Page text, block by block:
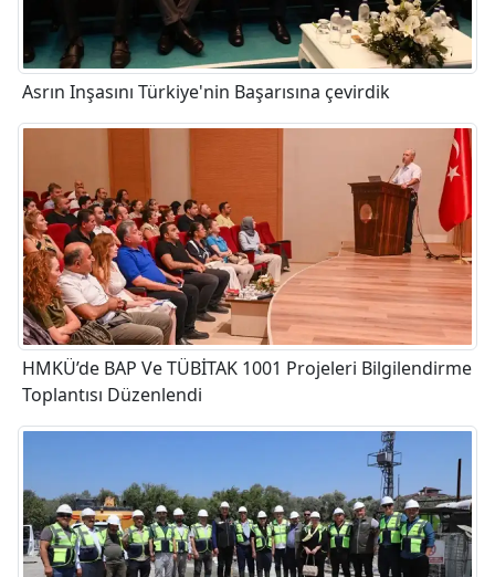
Asrın Inşasını Türkiye'nin Başarısına çevirdik
HMKÜ’de BAP Ve TÜBİTAK 1001 Projeleri Bilgilendirme
Toplantısı Düzenlendi